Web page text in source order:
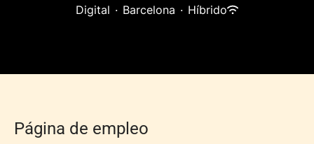
Digital · Barcelona · Híbrido
Página de empleo